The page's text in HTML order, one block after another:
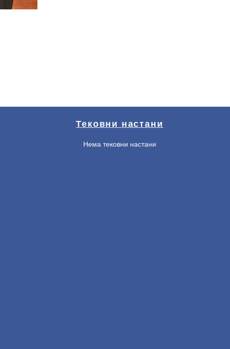
Тековни настани
Нема тековни настани